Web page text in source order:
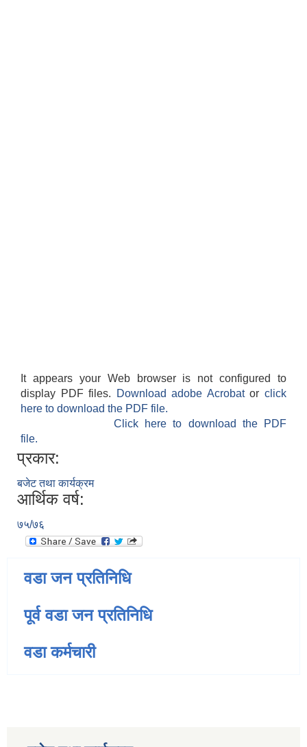
It appears your Web browser is not configured to
display PDF files.
Download adobe Acrobatorclick
here to download the PDF file.
Click here to download the PDF
file.
प्रकार:
बजेट तथा कार्यक्रम
आर्थिक वर्ष:
७५/७६
वडा जन प्रतिनिधि
पूर्व वडा जन प्रतिनिधि
वडा कर्मचारी